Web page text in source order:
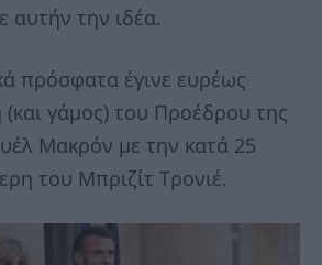
αυτήν την ιδέα.
πρόσφατα έγινε ευρέως
γάμος) του Προέδρου της
Μακρόν με την κατά 25
του Μπριζίτ Τρονιέ.